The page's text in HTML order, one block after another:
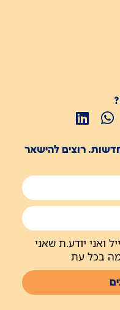
רוצים להישאר
ואני יודע.ת שאני
בכל עת